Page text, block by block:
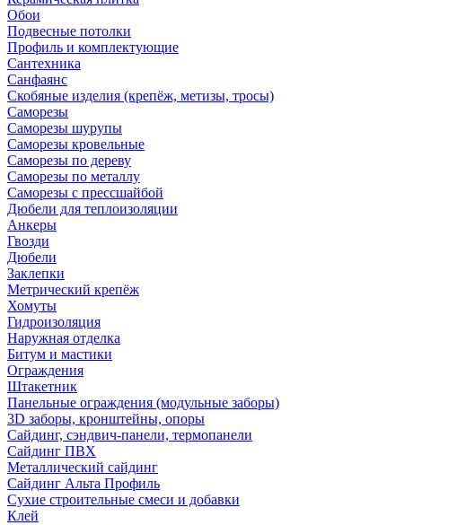
Обои
Подвесные потолки
Профиль и комплектующие
Сантехника
Санфаянс
Скобяные изделия (крепёж, метизы, тросы)
Саморезы
Саморезы шурупы
Саморезы кровельные
Саморезы по дереву
Саморезы по металлу
Саморезы с прессшайбой
Дюбели для теплоизоляции
Анкеры
Гвозди
Дюбели
Заклепки
Метрический крепёж
Хомуты
Гидроизоляция
Наружная отделка
Битум и мастики
Ограждения
Штакетник
Панельные ограждения (модульные заборы)
3D заборы, кронштейны, опоры
Cайдинг, сэндвич-панели, термопанели
Сайдинг ПВХ
Металлический сайдинг
Сайдинг Альта Профиль
Сухие строительные смеси и добавки
Клей